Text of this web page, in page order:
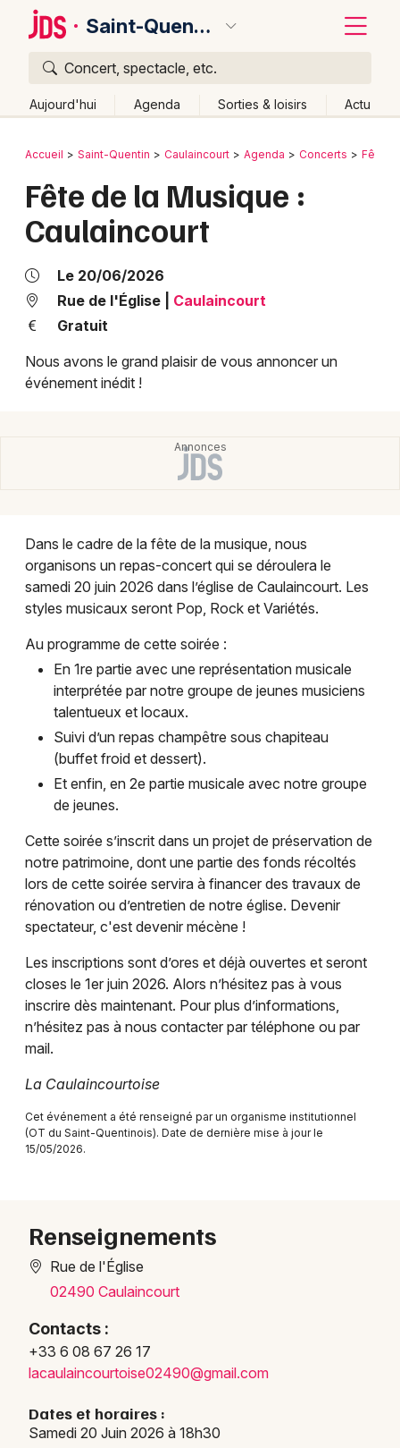
Saint-Quentin
Concert, spectacle, etc.
Aujourd'hui Agenda Sorties & loisirs Actu
Publier un événement
Grands événements
Activité & Expérience
Foires & salons
Soirées
Sorties famille
Expos
Sorties & loisirs
Fête de la musique dans l' Aisne
Fête de la musique en Picardie
Newsletter des sorties
Artistes en tournée
Actus à Saint-Quentin
02 - Aisne
Choisir mes départements
Mon email
Je m'abonne
Bordeaux
Colmar
Lyon
Marseille
Mulhouse
Strasbourg
Toulouse
Retour
Accueil Saint-Quentin Caulaincourt Agenda Concerts Fête
Fête de la Musique :
Caulaincourt
Le 20/06/2026
Rue de l'Église
Caulaincourt
Gratuit
Nous avons le grand plaisir de vous annoncer un
événement inédit !
Dans le cadre de la fête de la musique, nous
organisons un repas-concert qui se déroulera le
samedi 20 juin 2026 dans l’église de Caulaincourt. Les
styles musicaux seront Pop, Rock et Variétés.
Au programme de cette soirée :
En 1re partie avec une représentation musicale
interprétée par notre groupe de jeunes musiciens
talentueux et locaux.
Suivi d’un repas champêtre sous chapiteau
(buffet froid et dessert).
Et enfin, en 2e partie musicale avec notre groupe
de jeunes.
Cette soirée s’inscrit dans un projet de préservation de
notre patrimoine, dont une partie des fonds récoltés
lors de cette soirée servira à financer des travaux de
rénovation ou d’entretien de notre église. Devenir
spectateur, c'est devenir mécène !
Les inscriptions sont d’ores et déjà ouvertes et seront
closes le 1er juin 2026. Alors n’hésitez pas à vous
inscrire dès maintenant. Pour plus d’informations,
n’hésitez pas à nous contacter par téléphone ou par
mail.
La Caulaincourtoise
Cet événement a été renseigné par un organisme institutionnel
(OT du Saint-Quentinois). Date de dernière mise à jour le
15/05/2026.
Renseignements
Rue de l'Église
02490 Caulaincourt
Contacts :
+33 6 08 67 26 17
lacaulaincourtoise02490@gmail.com
Dates et horaires :
Samedi 20 Juin 2026 à 18h30
Quoi ?
Où ?
Partout
Près de moi Changer de lieu
Quand ?
Aujourd'hui
Demain